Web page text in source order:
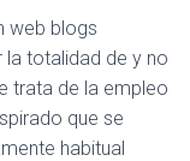
web blogs
totalidad de y no
trata de la empleo
que se
habitual